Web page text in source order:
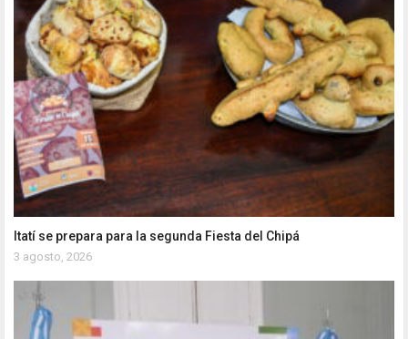
Itatí se prepara para la segunda Fiesta del Chipá
3 agosto, 2026